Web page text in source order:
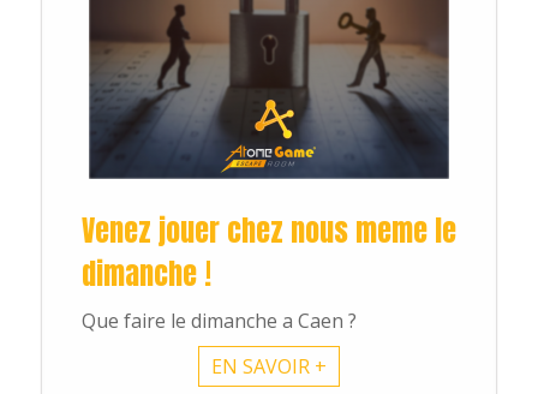
Venez jouer chez nous meme le
dimanche !
Que faire le dimanche a Caen ?
EN SAVOIR +